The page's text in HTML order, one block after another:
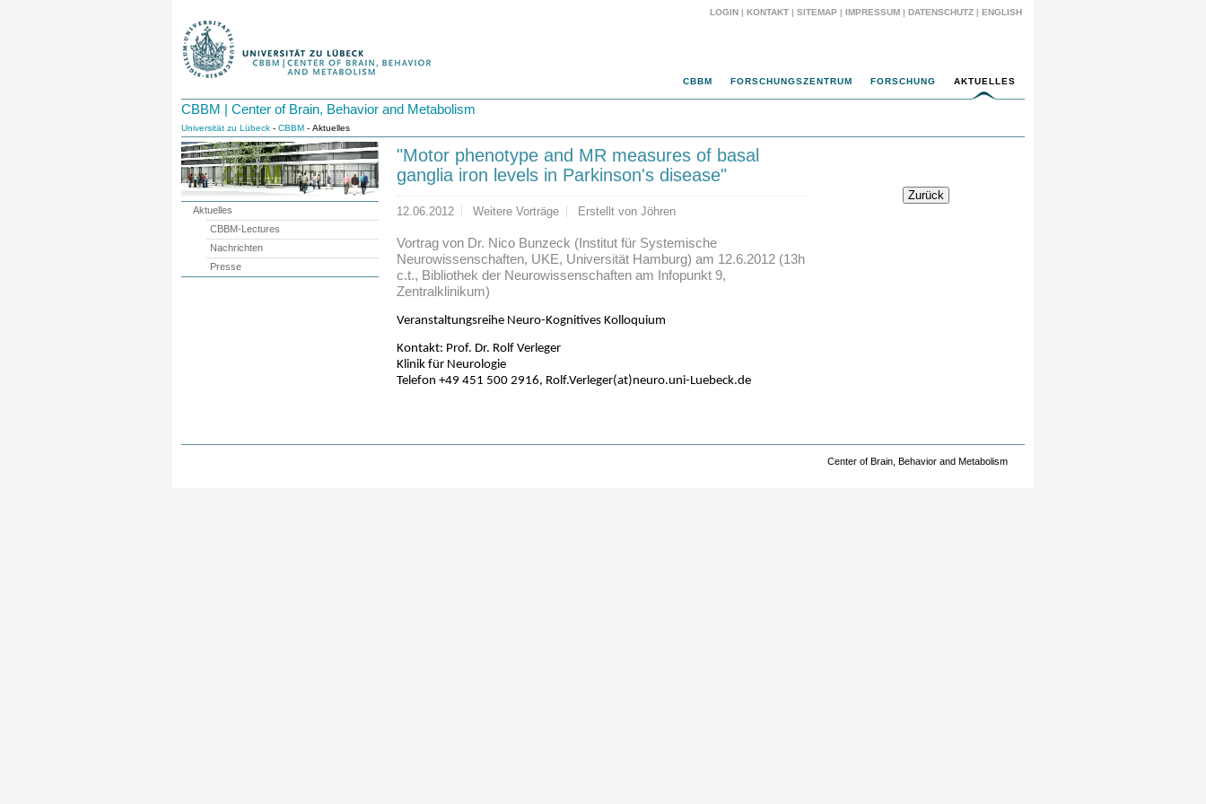
LOGIN | KONTAKT | SITEMAP | IMPRESSUM | DATENSCHUTZ | ENGLISH
CBBM FORSCHUNGSZENTRUM FORSCHUNG AKTUELLES
CBBM | Center of Brain, Behavior and Metabolism
Universität zu Lübeck - CBBM - Aktuelles
"Motor phenotype and MR measures of basal
ganglia iron levels in Parkinson's disease"
12.06.2012 Weitere Vorträge Erstellt von Jöhren
Vortrag von Dr. Nico Bunzeck (Institut für Systemische
Neurowissenschaften, UKE, Universität Hamburg) am 12.6.2012 (13h
c.t., Bibliothek der Neurowissenschaften am Infopunkt 9,
Zentralklinikum)
Veranstaltungsreihe Neuro-Kognitives Kolloquium
Kontakt: Prof. Dr. Rolf Verleger
Klinik für Neurologie
Telefon +49 451 500 2916, Rolf.Verleger(at)neuro.uni-Luebeck.de
Aktuelles
CBBM-Lectures
Nachrichten
Presse
Center of Brain, Behavior and Metabolism